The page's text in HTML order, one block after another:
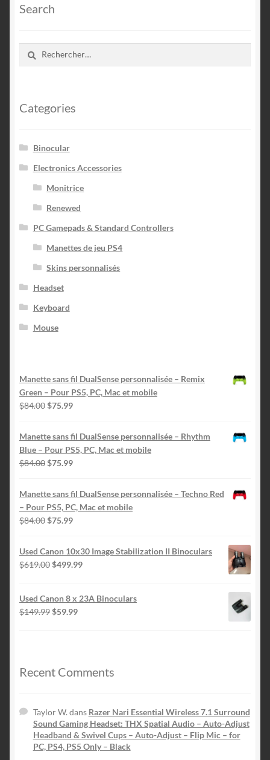
Search
Categories
Binocular
Electronics Accessories
Monitrice
Renewed
PC Gamepads & Standard Controllers
Manettes de jeu PS4
Skins personnalisés
Headset
Keyboard
Mouse
Manette sans fil DualSense personnalisée – Remix
Green – Pour PS5, PC, Mac et mobile
$84.00 Le
était :
$84.00.
$75.99Le
actuel
est :
Manette sans fil DualSense personnalisée – Rhythm
Blue – Pour PS5, PC, Mac et mobile
$84.00 Le
était :
$84.00.
$75.99Le
actuel
est :
Manette sans fil DualSense personnalisée – Techno Red
– Pour PS5, PC, Mac et mobile
$84.00 Le
initial
était :
$75.99Le
actuel
est :
Used Canon 10x30 Image Stabilization II Binoculars
$619.00 Le
était :
$619.00.
$499.99Le
est :
Used Canon 8 x 23A Binoculars
$149.99 Le
$59.99Le
Recent Comments
Taylor W. dans Razer Nari Essential Wireless 7.1 Surround
Sound Gaming Headset: THX Spatial Audio – Auto-Adjust
Headband & Swivel Cups – Auto-Adjust – Flip Mic – for
PC, PS4, PS5 Only – Black